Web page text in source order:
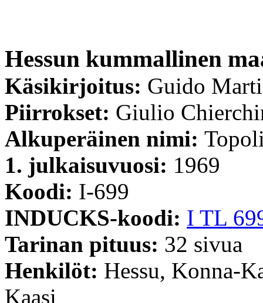
Hessun kummallinen
Käsikirjoitus: Guido
Piirrokset: Giulio
Alkuperäinen nimi:
1. julkaisuvuosi: 1969
Koodi: I-699
INDUCKS-koodi: I TL
Tarinan pituus: 32 sivua
Henkilöt: Hessu, Konna-
Kaasi